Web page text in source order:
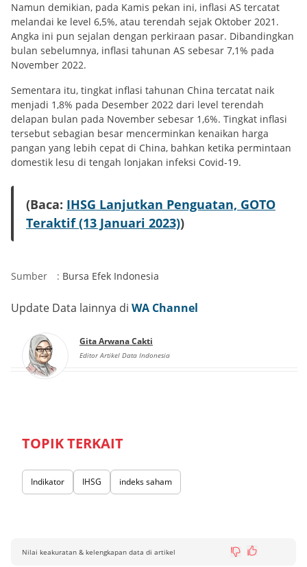
Namun demikian, pada Kamis pekan ini, inflasi AS tercatat
melandai ke level 6,5%, atau terendah sejak Oktober 2021.
Angka ini pun sejalan dengan perkiraan pasar. Dibandingkan
bulan sebelumnya, inflasi tahunan AS sebesar 7,1% pada
November 2022.
Sementara itu, tingkat inflasi tahunan China tercatat naik
menjadi 1,8% pada Desember 2022 dari level terendah
delapan bulan pada November sebesar 1,6%. Tingkat inflasi
tersebut sebagian besar mencerminkan kenaikan harga
pangan yang lebih cepat di China, bahkan ketika permintaan
domestik lesu di tengah lonjakan infeksi Covid-19.
(Baca: IHSG Lanjutkan Penguatan, GOTO
Teraktif (13 Januari 2023))
Sumber : Bursa Efek Indonesia
Update Data lainnya di WA Channel
Gita Arwana Cakti
Editor Artikel Data Indonesia
TOPIK TERKAIT
Indikator IHSG indeks saham
Nilai keakuratan & kelengkapan data di artikel